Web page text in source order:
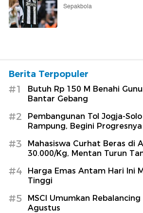
Sepakbola
Berita Terpopuler
#1
Butuh Rp 150 M Benahi
Bantar Gebang
#2
Pembangunan Tol Jogja-
Rampung, Begini Progresnya
#3
Mahasiswa Curhat Beras di
30.000/Kg, Mentan Turun
#4
Harga Emas Antam Hari Ini
Tinggi
#5
MSCI Umumkan
Agustus